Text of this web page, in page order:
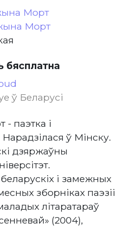
Морт
Морт
бясплатна
ў Беларусі
паэтка і
ў Мінску.
дзяржаўны
і замежных
зборніках паэзіі
літаратараў
(2004),